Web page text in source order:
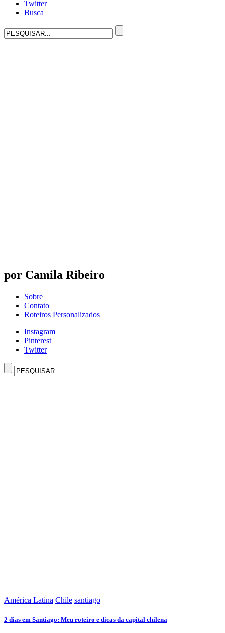
Twitter
Busca
por Camila Ribeiro
Sobre
Contato
Roteiros Personalizados
Instagram
Pinterest
Twitter
América Latina Chile santiago
2 dias em Santiago: Meu roteiro e dicas da capital chilena